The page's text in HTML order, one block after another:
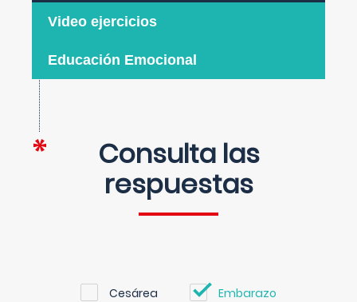
Video ejercicios
Educación Emocional
Consulta las
respuestas
Cesárea Embarazo